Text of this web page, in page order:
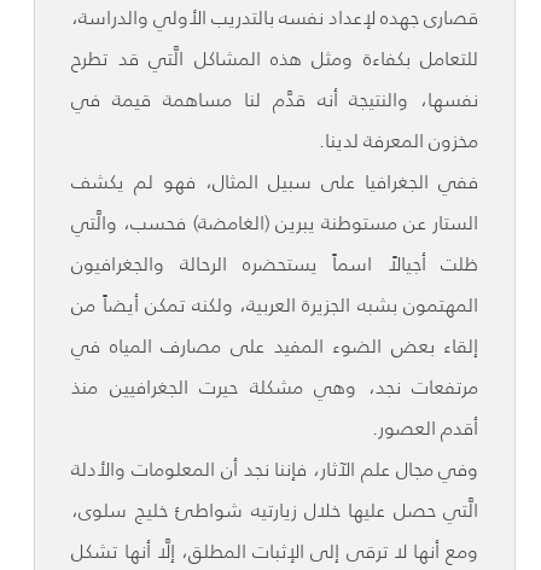
قصارى جهده لإعداد نفسه بالتدريب الأولي والدراسة،
للتعامل بكفاءة ومثل هذه المشاكل الَّتي قد تطرح
نفسها، والنتيجة أنه قدَّم لنا مساهمة قيمة في
مخزون المعرفة لدينا.
ففي الجغرافيا على سبيل المثال، فهو لم يكشف
الستار عن مستوطنة يبرين (الغامضة) فحسب، والَّتي
ظلت أجيالاً اسماً يستحضره الرحالة والجغرافيون
المهتمون بشبه الجزيرة العربية، ولكنه تمكن أيضاً من
إلقاء بعض الضوء المفيد على مصارف المياه في
مرتفعات نجد، وهي مشكلة حيرت الجغرافيين منذ
أقدم العصور.
وفي مجال علم الآثار، فإننا نجد أن المعلومات والأدلة
الَّتي حصل عليها خلال زيارتيه شواطئ خليج سلوى،
ومع أنها لا ترقى إلى الإثبات المطلق، إلَّا أنها تشكل